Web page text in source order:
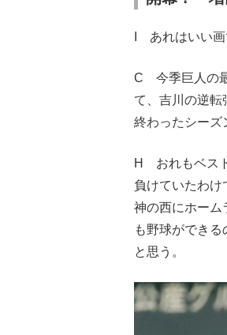
I あれはいい画
C 今季巨人の
て、吉川の逆
終わったシーズ
H おれもベス
負けていたわけ
神の西にホーム
も野球ができ
と思う。